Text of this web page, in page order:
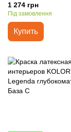
1 274 грн
Під замовлення
Купить